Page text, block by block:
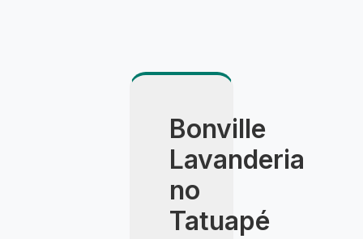
Bonville
Lavanderia
no
Tatuapé